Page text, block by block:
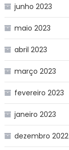
junho 2023
maio 2023
abril 2023
março 2023
fevereiro 2023
janeiro 2023
dezembro 2022